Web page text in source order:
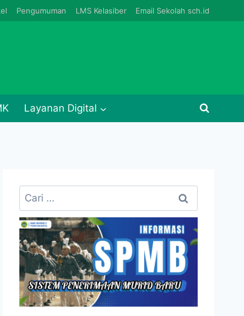
Pengumuman LMS Kelasiber Email Sekolah sch.id
Layanan Digital
Cari
untuk: